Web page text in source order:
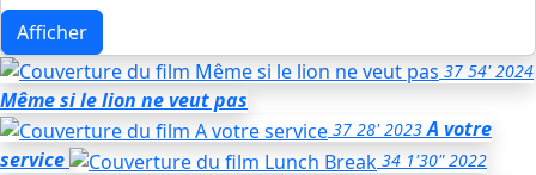
Afficher
37 54' 2024
Même si le lion ne veut pas
37 28' 2023 A votre
service
34 1'30" 2022